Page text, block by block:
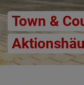
Town &